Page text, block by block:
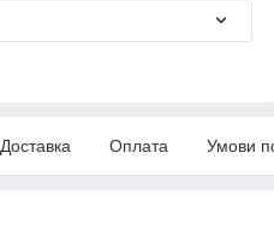
Доставка Оплата Умови